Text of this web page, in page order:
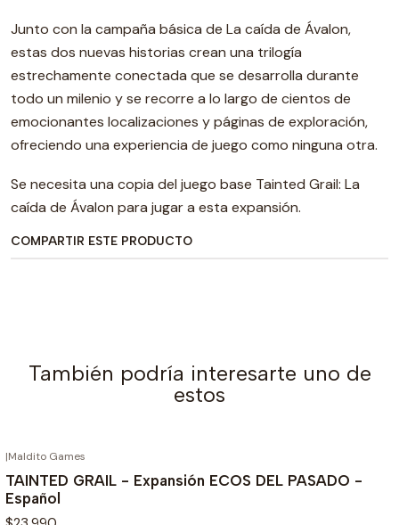
Junto con la campaña básica de La caída de Ávalon,
estas dos nuevas historias crean una trilogía
estrechamente conectada que se desarrolla durante
todo un milenio y se recorre a lo largo de cientos de
emocionantes localizaciones y páginas de exploración,
ofreciendo una experiencia de juego como ninguna otra.
Se necesita una copia del juego base Tainted Grail: La
caída de Ávalon para jugar a esta expansión.
COMPARTIR ESTE PRODUCTO
También podría interesarte uno de
estos
|Maldito Games
TAINTED GRAIL - Expansión ECOS DEL PASADO -
Español